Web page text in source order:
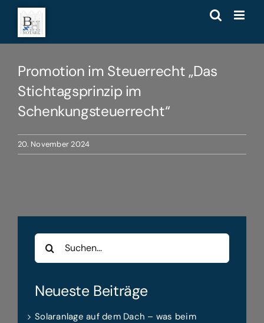
Zum
Inhalt
springen
Promotion im Steuerrecht „Das
Stichtagsprinzip im
Schenkungsteuerrecht“
20. November 2024
Suche
nach:
Neueste Beiträge
Solaranlage auf dem Dach – was beim